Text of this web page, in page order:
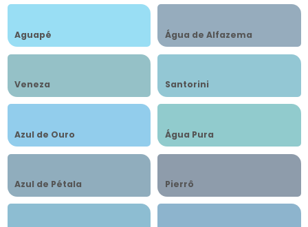
Aguapé Água de Alfazema
Veneza Santorini
Azul de Ouro Água Pura
Azul de Pétala Pierrô